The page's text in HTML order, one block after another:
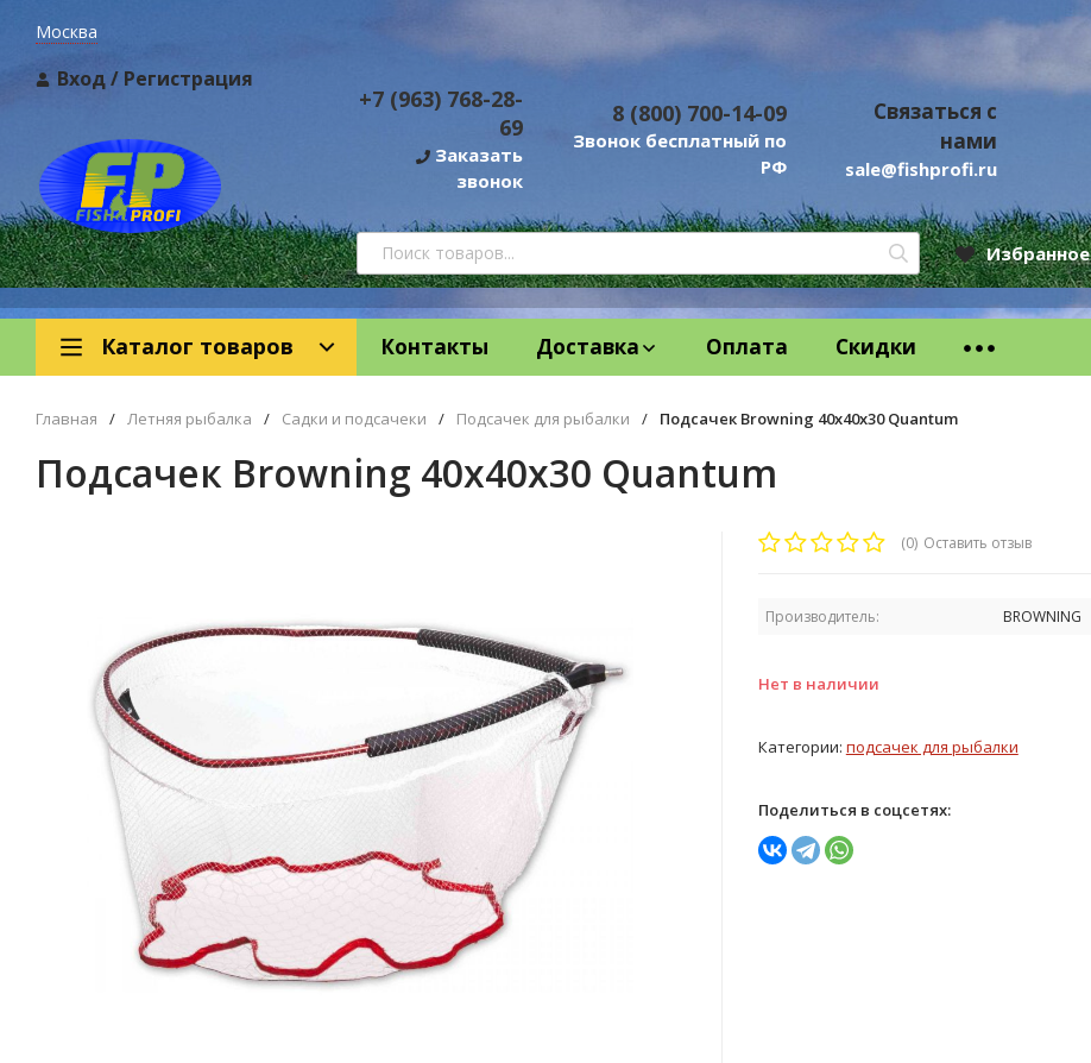
Москва
Вход/ Регистрация
+7 (963) 768-28-
69
Заказать
звонок
8 (800) 700-14-09
Звонок бесплатный по
РФ
Связаться с
нами
sale@fishprofi.ru
Избранное
Каталог товаров Контакты Доставка Оплата Скидки
Главная / Летняя рыбалка / Садки и подсачеки / Подсачек для рыбалки / Подсачек Browning 40х40х30 Quantum
Подсачек Browning 40х40х30 Quantum
(0) Оставить отзыв
Производитель: BROWNING
Нет в наличии
Категории: подсачек для рыбалки
Поделиться в соцсетях: